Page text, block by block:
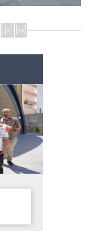
[»] [»»]